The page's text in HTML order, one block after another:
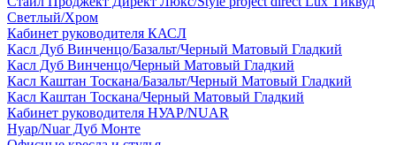
Светлый/Хром
Кабинет руководителя КАСЛ
Касл Дуб Винченцо/Базальт/Черный Матовый Гладкий
Касл Дуб Винченцо/Черный Матовый Гладкий
Касл Каштан Тоскана/Базальт/Черный Матовый Гладкий
Касл Каштан Тоскана/Черный Матовый Гладкий
Кабинет руководителя НУАР/NUAR
Нуар/Nuar Дуб Монте